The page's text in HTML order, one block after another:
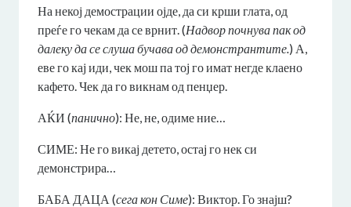
На некој демострации ојде, да си крши глата, од
преѓе го чекам да се врнит. (Надвор почнува пак од
далеку да се слуша бучава од демонстрантите.) А,
еве го кај иди, чек мош па тој го имат негде клаено
кафето. Чек да го викнам од пенџер.
АЌИ (панично): Не, не, одиме ние…
СИМЕ: Не го викај детето, остај го нек си
демонстрира…
БАБА ДАЦА (сега кон Симе): Виктор. Го знајш?